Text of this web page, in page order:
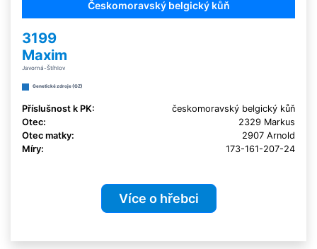
Českomoravský belgický kůň
3199
Maxim
Javorná-Štíhlov
Genetické zdroje (GZ)
Příslušnost k PK:
českomoravský belgický kůň
Otec:
2329 Markus
Otec matky:
2907 Arnold
Míry:
173-161-207-24
Více o hřebci